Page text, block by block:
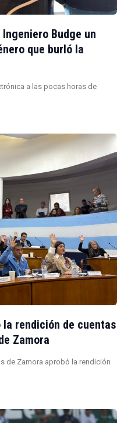
Budge un
que burló la
a las pocas horas de
la rendición de cuentas
Zamora
de Zamora aprobó la rendición